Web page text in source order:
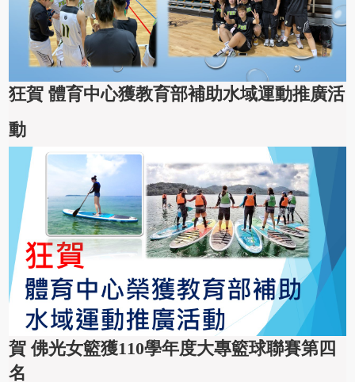
狂賀 體育中心獲教育部補助水域運動推廣活
動
賀 佛光女籃獲110學年度大專籃球聯賽第四
名